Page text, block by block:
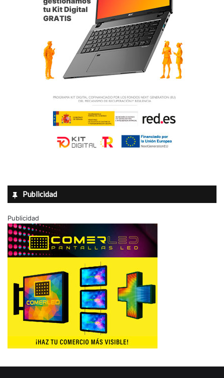
Publicidad
Publicidad